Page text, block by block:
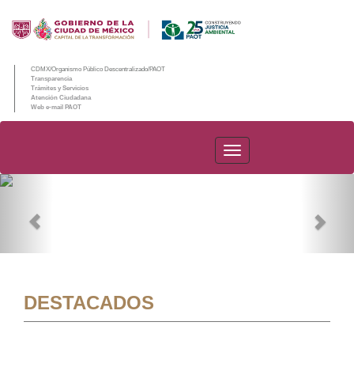
CDMX/Organismo Público Descentralizado/PAOT
Transparencia
Trámites y Servicios
Atención Ciudadana
Web e-mail PAOT
PAOT
DESTACADOS